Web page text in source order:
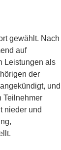
gewählt. Nach
auf
Leistungen als
der
und
Teilnehmer
nieder und